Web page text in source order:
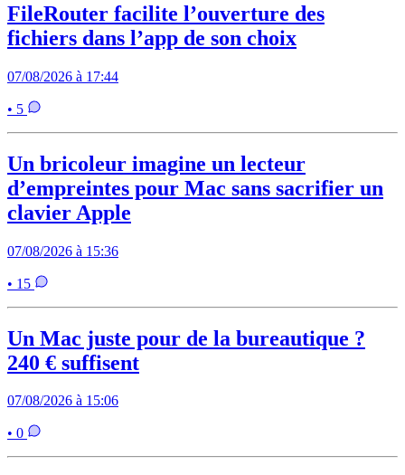
FileRouter facilite l’ouverture des
fichiers dans l’app de son choix
07/08/2026 à 17:44
• 5
Un bricoleur imagine un lecteur
d’empreintes pour Mac sans sacrifier un
clavier Apple
07/08/2026 à 15:36
• 15
Un Mac juste pour de la bureautique ?
240 € suffisent
07/08/2026 à 15:06
• 0